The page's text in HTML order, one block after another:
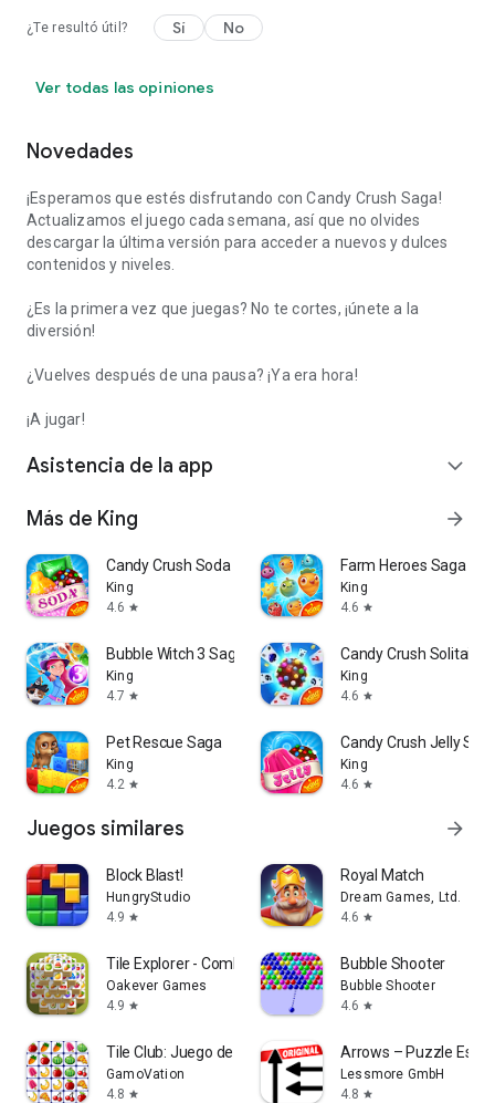
¿Te resultó útil? Sí No
Ver todas las opiniones
Novedades
¡Esperamos que estés disfrutando con Candy Crush Saga!
Actualizamos el juego cada semana, así que no olvides
descargar la última versión para acceder a nuevos y dulces
contenidos y niveles.
¿Es la primera vez que juegas? No te cortes, ¡únete a la
diversión!
¿Vuelves después de una pausa? ¡Ya era hora!
¡A jugar!
Asistencia de la app expand_more
Más de King arrow_forward
Candy Crush Soda Saga
King
4.6 star
Farm Heroes Saga
King
4.6 star
Bubble Witch 3 Saga
King
4.7 star
Candy Crush Solitaire
King
4.6 star
Pet Rescue Saga
King
4.2 star
Candy Crush Jelly
King
4.6 star
Juegos similares arrow_forward
Block Blast!
HungryStudio
4.9 star
Royal Match
Dream Games, Ltd.
4.6 star
Tile Explorer - Combina Triple
Oakever Games
4.9 star
Bubble Shooter
Bubble Shooter
4.6 star
Tile Club: Juego de emparejar
GamoVation
4.8 star
Arrows – Puzzle
Lessmore GmbH
4.8 star